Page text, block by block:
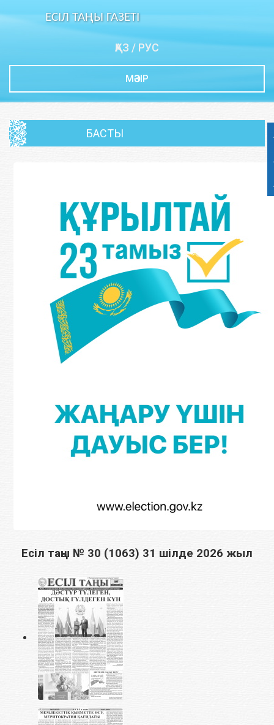
ЕСІЛ ТАҢЫ ГАЗЕТI
ҚАЗ / РУС
МӘЗІР
БАСТЫ
Есіл таңы № 30 (1063) 31 шілде 2026 жыл